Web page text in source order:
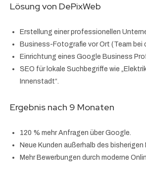
Lösung von DePixWeb
Erstellung einer professionellen
Business-Fotografie vor Ort (Team bei
Einrichtung eines Google Business
SEO für lokale Suchbegriffe wie
Innenstadt“.
Ergebnis nach 9 Monaten
120 % mehr Anfragen über Google.
Neue Kunden außerhalb des bisherigen
Mehr Bewerbungen durch moderne